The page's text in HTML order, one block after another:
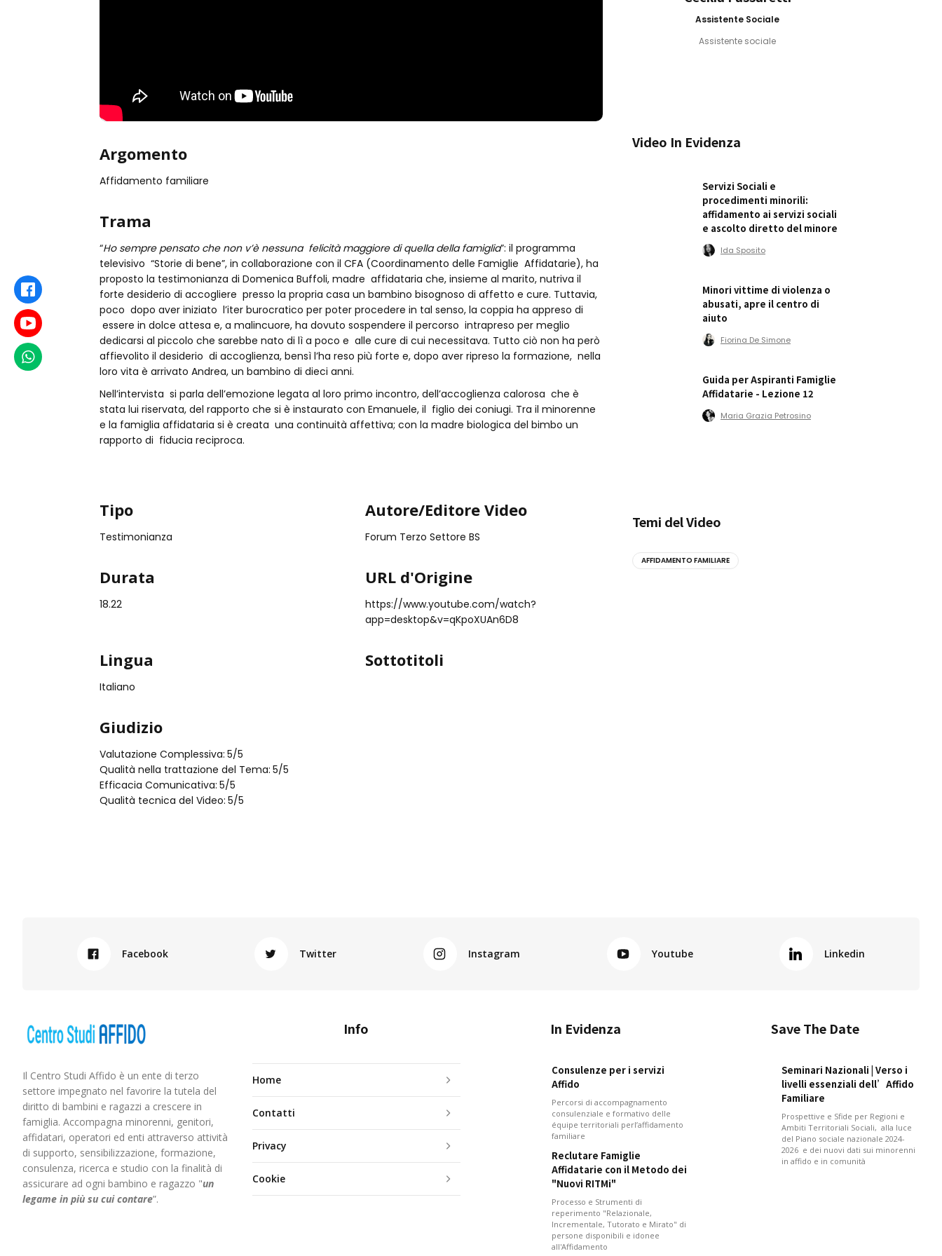
Argomento
Affidamento familiare
Trama
“Ho sempre pensato che non v’è nessuna felicità maggiore di quella della famiglia”: il programma
televisivo “Storie di bene”, in collaborazione con il CFA (Coordinamento delle Famiglie Affidatarie), ha
proposto la testimonianza di Domenica Buffoli, madre affidataria che, insieme al marito, nutriva il
forte desiderio di accogliere presso la propria casa un bambino bisognoso di affetto e cure. Tuttavia,
poco dopo aver iniziato l’iter burocratico per poter procedere in tal senso, la coppia ha appreso di
essere in dolce attesa e, a malincuore, ha dovuto sospendere il percorso intrapreso per meglio
dedicarsi al piccolo che sarebbe nato di lì a poco e alle cure di cui necessitava. Tutto ciò non ha però
affievolito il desiderio di accoglienza, bensì l’ha reso più forte e, dopo aver ripreso la formazione, nella
loro vita è arrivato Andrea, un bambino di dieci anni.
Nell’intervista si parla dell’emozione legata al loro primo incontro, dell’accoglienza calorosa che è
stata lui riservata, del rapporto che si è instaurato con Emanuele, il figlio dei coniugi. Tra il minorenne
e la famiglia affidataria si è creata una continuità affettiva; con la madre biologica del bimbo un
rapporto di fiducia reciproca.
Tipo
Testimonianza
Autore/Editore Video
Forum Terzo Settore BS
Durata
18.22
URL d'Origine
https://www.youtube.com/watch?
app=desktop&v=qKpoXUAn6D8
Lingua
Italiano
Sottotitoli
Giudizio
Valutazione Complessiva: 5/5
Qualità nella trattazione del Tema: 5/5
Efficacia Comunicativa: 5/5
Qualità tecnica del Video: 5/5
Assistente Sociale
Assistente sociale
Video In Evidenza
Servizi Sociali e
procedimenti minorili:
affidamento ai servizi sociali
e ascolto diretto del minore
Ida Sposito
Minori vittime di violenza o
abusati, apre il centro di
aiuto
Fiorina De Simone
Guida per Aspiranti Famiglie
Affidatarie - Lezione 12
Maria Grazia Petrosino
Temi del Video
AFFIDAMENTO FAMILIARE
Facebook Twitter Instagram Youtube Linkedin
Il Centro Studi Affido è un ente di terzo
settore impegnato nel favorire la tutela del
diritto di bambini e ragazzi a crescere in
famiglia. Accompagna minorenni, genitori,
affidatari, operatori ed enti attraverso attività
di supporto, sensibilizzazione, formazione,
consulenza, ricerca e studio con la finalità di
assicurare ad ogni bambino e ragazzo "un
legame in più su cui contare”.
Info
Home
Contatti
Privacy
Cookie
In Evidenza
Consulenze per i servizi
Affido
Percorsi di accompagnamento
consulenziale e formativo delle
équipe territoriali perl’affidamento
familiare
Reclutare Famiglie
Affidatarie con il Metodo dei
"Nuovi RITMi"
Processo e Strumenti di
reperimento "Relazionale,
Incrementale, Tutorato e Mirato" di
persone disponibili e idonee
all'Affidamento
Save The Date
Seminari Nazionali | Verso i
livelli essenziali dell’Affido
Familiare
Prospettive e Sfide per Regioni e
Ambiti Territoriali Sociali, alla luce
del Piano sociale nazionale 2024-
2026 e dei nuovi dati sui minorenni
in affido e in comunità